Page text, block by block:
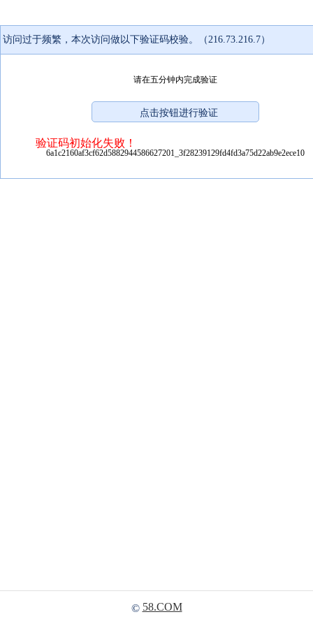
访问过于频繁，本次访问做以下验证码校验。（216.73.216.7）
请在五分钟内完成验证
验证码初始化失败！
6a1c2160af3cf62d5882944586627201_3f28239129fd4fd3a75d22ab9e2ece10
© 58.COM